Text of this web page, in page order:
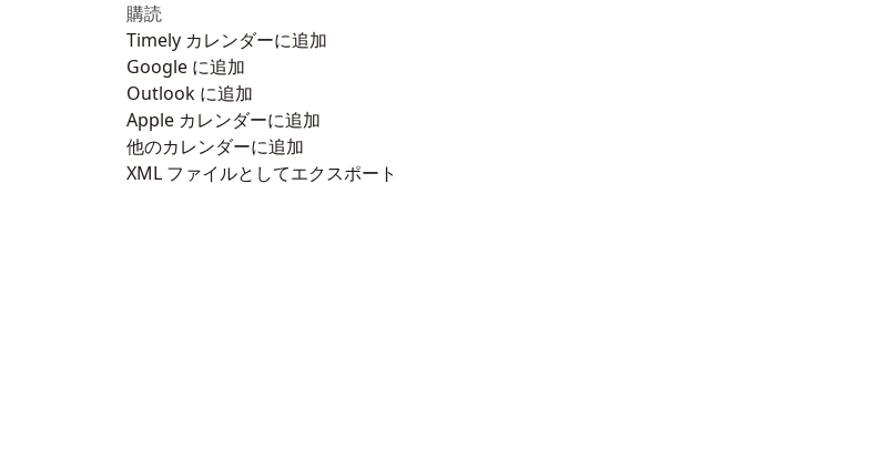
購読
Timely カレンダーに追加
Google に追加
Outlook に追加
Apple カレンダーに追加
他のカレンダーに追加
XML ファイルとしてエクスポート